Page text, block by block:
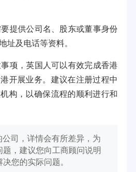
提供公司名、股东或董事身份
址及电话等资料。
项，英国人可以有效完成香港
开展业务。建议在注册过程中
构，以确保流程的顺利进行和
司，详情会有所差异，为
题，建议您向工商顾问说明
您的实际问题。